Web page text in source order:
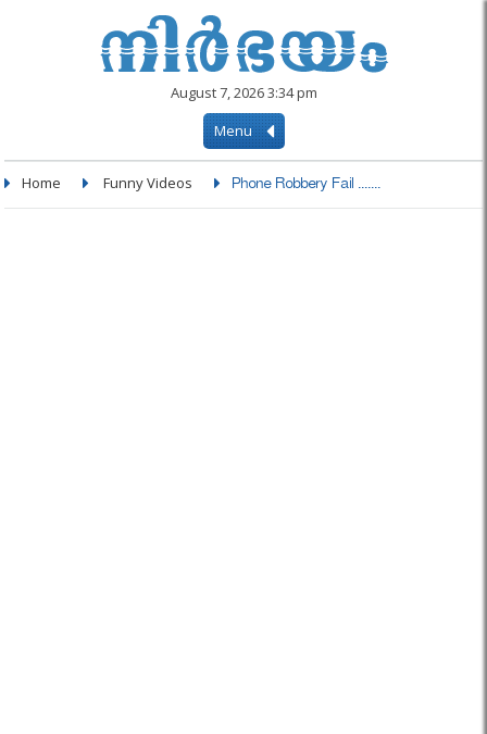
August 7, 2026 3:34 pm
Menu
Home Funny Videos Phone Robbery Fail .......